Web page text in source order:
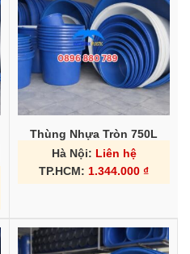
Thùng Nhựa Tròn 750L
Hà Nội: Liên hệ
TP.HCM: 1.344.000 ₫